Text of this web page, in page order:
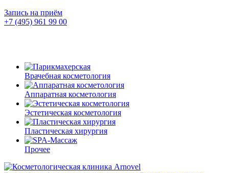
Запись на приём
+7 (495) 961 99 00
Врачебная косметология
Аппаратная косметология
Эстетическая косметология
Пластическая хирургия
Прочее